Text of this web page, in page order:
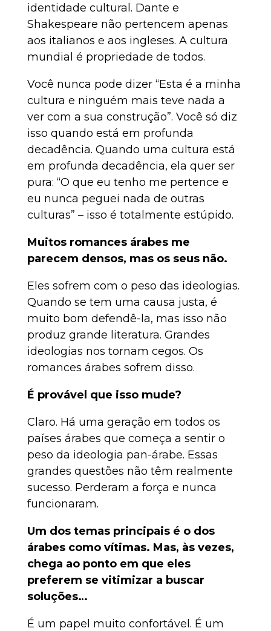
identidade cultural. Dante e
Shakespeare não pertencem apenas
aos italianos e aos ingleses. A cultura
mundial é propriedade de todos.
Você nunca pode dizer “Esta é a minha
cultura e ninguém mais teve nada a
ver com a sua construção”. Você só diz
isso quando está em profunda
decadência. Quando uma cultura está
em profunda decadência, ela quer ser
pura: “O que eu tenho me pertence e
eu nunca peguei nada de outras
culturas” – isso é totalmente estúpido.
Muitos romances árabes me
parecem densos, mas os seus não.
Eles sofrem com o peso das ideologias.
Quando se tem uma causa justa, é
muito bom defendê-la, mas isso não
produz grande literatura. Grandes
ideologias nos tornam cegos. Os
romances árabes sofrem disso.
É provável que isso mude?
Claro. Há uma geração em todos os
países árabes que começa a sentir o
peso da ideologia pan-árabe. Essas
grandes questões não têm realmente
sucesso. Perderam a força e nunca
funcionaram.
Um dos temas principais é o dos
árabes como vítimas. Mas, às vezes,
chega ao ponto em que eles
preferem se vitimizar a buscar
soluções…
É um papel muito confortável. É um